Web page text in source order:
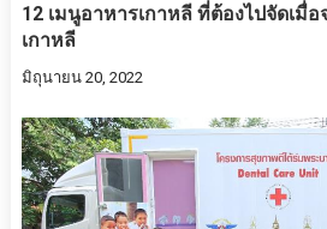
12 เมนูอาหารเกาหลี ที่ต้องไปจัดเมื่อ
เกาหลี
มิถุนายน 20, 2022